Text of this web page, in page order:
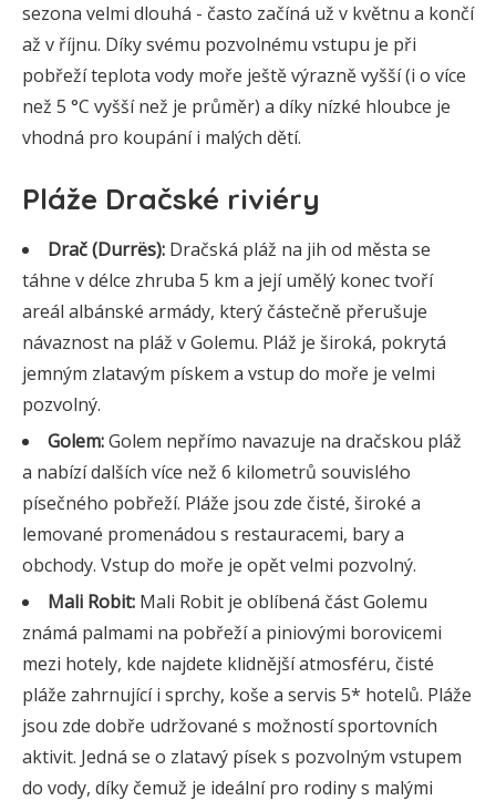
sezona velmi dlouhá - často začíná už v květnu a končí
až v říjnu. Díky svému pozvolnému vstupu je při
pobřeží teplota vody moře ještě výrazně vyšší (i o více
než 5 °C vyšší než je průměr) a díky nízké hloubce je
vhodná pro koupání i malých dětí.
Pláže Dračské riviéry
Drač (Durrës): Dračská pláž na jih od města se
táhne v délce zhruba 5 km a její umělý konec tvoří
areál albánské armády, který částečně přerušuje
návaznost na pláž v Golemu. Pláž je široká, pokrytá
jemným zlatavým pískem a vstup do moře je velmi
pozvolný.
Golem:Golem nepřímo navazuje na dračskou pláž
a nabízí dalších více než 6 kilometrů souvislého
písečného pobřeží. Pláže jsou zde čisté, široké a
lemované promenádou s restauracemi, bary a
obchody. Vstup do moře je opět velmi pozvolný.
Mali Robit: Mali Robit je oblíbená část Golemu
známá palmami na pobřeží a piniovými borovicemi
mezi hotely, kde najdete klidnější atmosféru, čisté
pláže zahrnující i sprchy, koše a servis 5* hotelů. Pláže
jsou zde dobře udržované s možností sportovních
aktivit. Jedná se o zlatavý písek s pozvolným vstupem
do vody, díky čemuž je ideální pro rodiny s malými